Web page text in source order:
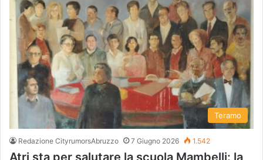
Teramo
Redazione CityrumorsAbruzzo 7 Giugno 2026 1.542
Atri sta per salutare la scuola Mambelli: la